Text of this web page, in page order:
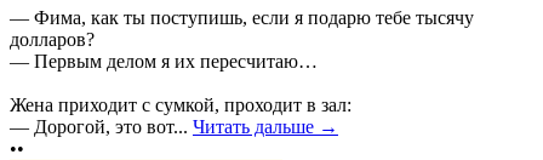
— Фима, как ты поступишь, если я подарю тебе тысячу
долларов?
— Первым делом я их пересчитаю…
Жена приходит с сумкой, проходит в зал:
— Дорогой, это вот... Читать дальше →
••